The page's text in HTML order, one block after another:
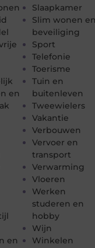
en
en
Slaapkamer
Slim wonen
beveiliging
Sport
Telefonie
Toerisme
Tuin en
buitenleven
Tweewielers
Vakantie
Verbouwen
Vervoer en
transport
Verwarming
Vloeren
Werken
studeren en
hobby
Wijn
Winkelen